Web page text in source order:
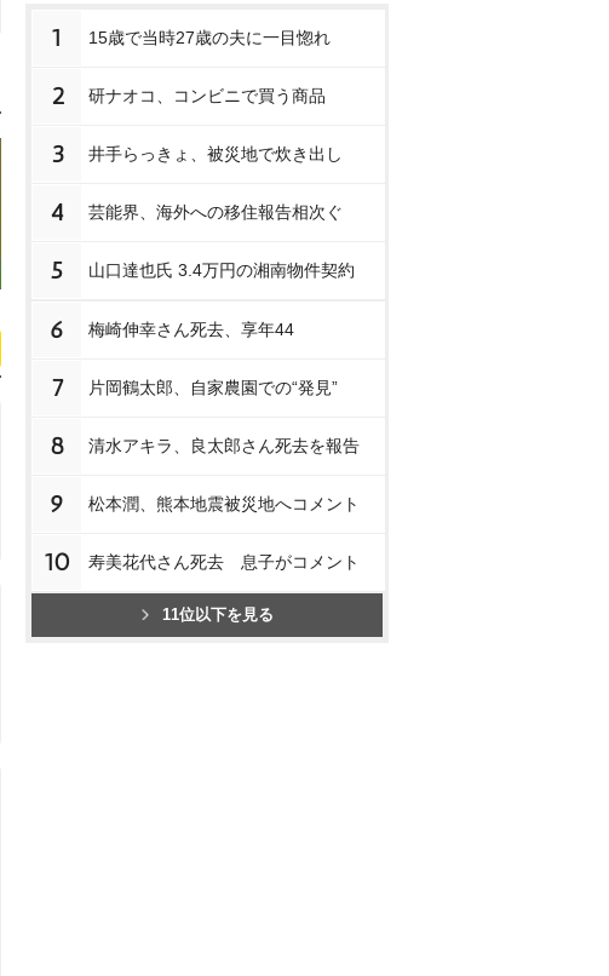
1 15歳で当時27歳の夫に一目惚れ
2 研ナオコ、コンビニで買う商品
3 井手らっきょ、被災地で炊き出し
4 芸能界、海外への移住報告相次ぐ
5 山口達也氏 3.4万円の湘南物件契約
6 梅崎伸幸さん死去、享年44
7 片岡鶴太郎、自家農園での“発見”
8 清水アキラ、良太郎さん死去を報告
9 松本潤、熊本地震被災地へコメント
10 寿美花代さん死去 息子がコメント
11位以下を見る